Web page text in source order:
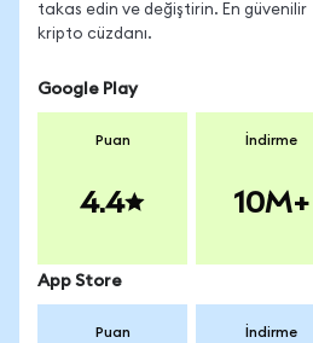
takas edin ve değiştirin. En güvenilir
kripto cüzdanı.
Google Play
Puan
4.4
İndirme
10M+
App Store
Puan İndirme